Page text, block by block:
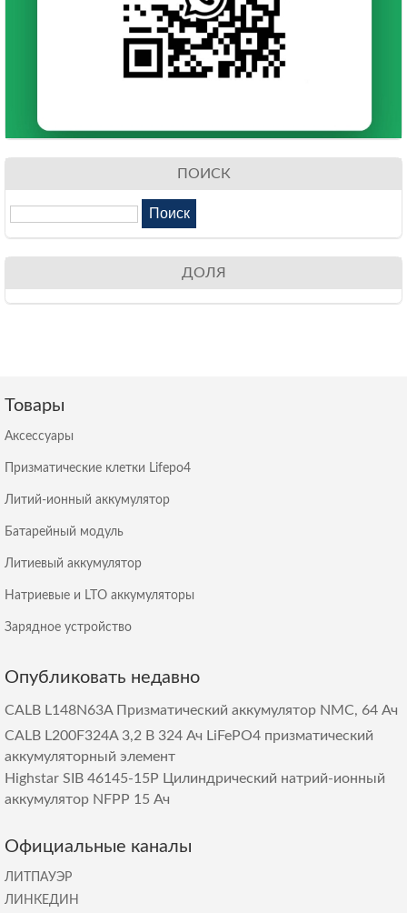
ПОИСК
ДОЛЯ
Товары
Аксессуары
Призматические клетки Lifepo4
Литий-ионный аккумулятор
Батарейный модуль
Литиевый аккумулятор
Натриевые и LTO аккумуляторы
Зарядное устройство
Опубликовать недавно
CALB L148N63A Призматический аккумулятор NMC, 64 Ач
CALB L200F324A 3,2 В 324 Ач LiFePO4 призматический
аккумуляторный элемент
Highstar SIB 46145-15P Цилиндрический натрий-ионный
аккумулятор NFPP 15 Ач
Официальные каналы
ЛИТПАУЭР
ЛИНКЕДИН